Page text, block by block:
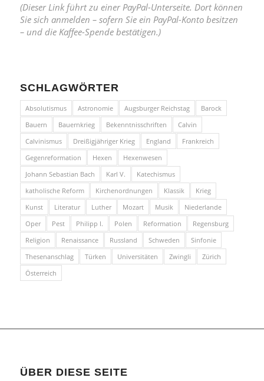
(Dieser Link führt zu einer PayPal-Unterseite. Dort können
Sie sich anmelden – sofern Sie ein PayPal-Konto besitzen
– und die Kaffee-Spende bestätigen.)
SCHLAGWÖRTER
Absolutismus Astronomie Augsburger Reichstag
Barock
Bauern
Bauernkrieg Bekenntnisschriften
Calvin
Calvinismus
Dreißigjähriger Krieg England
Frankreich
Gegenreformation
Hexen
Hexenwesen
Johann Sebastian Bach
Karl V.
Katechismus
katholische Reform
Kirchenordnungen Klassik
Krieg
Kunst
Literatur Luther Mozart Musik
Niederlande
Oper
Pest Philipp I. Polen Reformation
Regensburg
Religion
Renaissance Russland Schweden
Sinfonie
Thesenanschlag
Türken Universitäten Zwingli
Zürich
Österreich
ÜBER DIESE SEITE